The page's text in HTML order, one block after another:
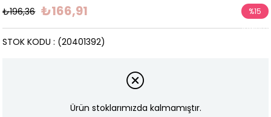
₺196,36 ₺166,91 %15
İndirim
(20401392)
STOK KODU
Ürün stoklarımızda kalmamıştır.